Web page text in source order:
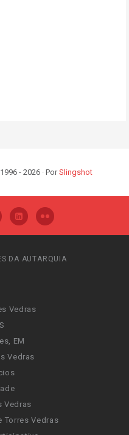
- 2026 · PorSlingshot
DA AUTARQUIA
Vedras
EM
Vedras
Vedras
Torres Vedras